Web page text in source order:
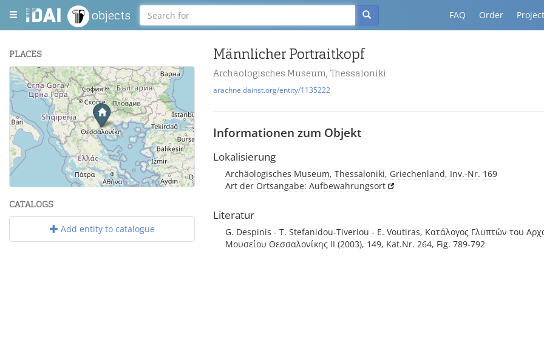
objects FAQ Order
PLACES
+
−
Leaflet| Maps and Data ©OpenStreetMap.
CATALOGS
Add entity to catalogue
Männlicher Portraitkopf
Archäologisches Museum, Thessaloniki
arachne.dainst.org/entity/1135222
Informationen zum Objekt
Lokalisierung
Archäologisches Museum, Thessaloniki, Griechenland, Inv.-Nr. 169
Art der Ortsangabe: Aufbewahrungsort
Literatur
G. Despinis - T. Stefanidou-Tiveriou - E. Voutiras, Κατάλογος Γλυπτών του
Μουσείου Θεσσαλονίκης II (2003), 149, Kat.Nr. 264, Fig. 789-792